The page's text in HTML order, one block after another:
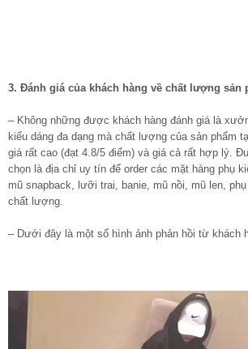
3. Đánh giá của khách hàng về chất lượng sản
– Không những được khách hàng đánh giá là
kiểu dáng đa dạng mà chất lượng của sản phẩm
giá rất cao (đạt 4.8/5 điểm) và giá cả rất hợp lý.
chọn là địa chỉ uy tín để order các mặt hàng phụ
mũ snapback, lưỡi trai, banie, mũ nồi, mũ len,
chất lượng.
– Dưới đây là một số hình ảnh phản hồi từ khách